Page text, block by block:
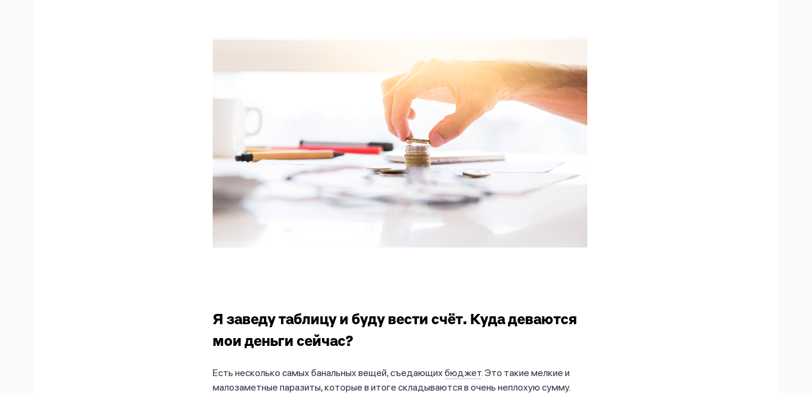
Я заведу таблицу и буду вести счёт. Куда деваются
мои деньги сейчас?
Есть несколько самых банальных вещей, съедающих бюджет. Это такие мелкие и
малозаметные паразиты, которые в итоге складываются в очень неплохую сумму.